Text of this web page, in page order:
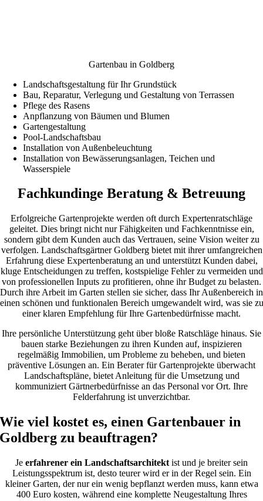
Gartenbau in Goldberg
Landschaftsgestaltung für Ihr Grundstück
Bau, Reparatur, Verlegung und Gestaltung von Terrassen
Pflege des Rasens
Anpflanzung von Bäumen und Blumen
Gartengestaltung
Pool-Landschaftsbau
Installation von Außenbeleuchtung
Installation von Bewässerungsanlagen, Teichen und
Wasserspiele
Fachkundinge Beratung & Betreuung
Erfolgreiche Gartenprojekte werden oft durch Expertenratschläge
geleitet. Dies bringt nicht nur Fähigkeiten und Fachkenntnisse ein,
sondern gibt dem Kunden auch das Vertrauen, seine Vision weiter zu
verfolgen. Landschaftsgärtner Goldberg bietet mit ihrer umfangreichen
Erfahrung diese Expertenberatung an und unterstützt Kunden dabei,
kluge Entscheidungen zu treffen, kostspielige Fehler zu vermeiden und
von professionellen Inputs zu profitieren, ohne ihr Budget zu belasten.
Durch ihre Arbeit im Garten stellen sie sicher, dass Ihr Außenbereich in
einen schönen und funktionalen Bereich umgewandelt wird, was sie zu
einer klaren Empfehlung für Ihre Gartenbedürfnisse macht.
Ihre persönliche Unterstützung geht über bloße Ratschläge hinaus. Sie
bauen starke Beziehungen zu ihren Kunden auf, inspizieren
regelmäßig Immobilien, um Probleme zu beheben, und bieten
präventive Lösungen an. Ein Berater für Gartenprojekte überwacht
Landschaftspläne, bietet Anleitung für die Umsetzung und
kommuniziert Gärtnerbedürfnisse an das Personal vor Ort. Ihre
Felderfahrung ist unverzichtbar.
Wie viel kostet es, einen Gartenbauer in
Goldberg zu beauftragen?
Je erfahrener ein Landschaftsarchitekt ist und je breiter sein
Leistungsspektrum ist, desto teurer wird er in der Regel sein. Ein
kleiner Garten, der nur ein wenig bepflanzt werden muss, kann etwa
400 Euro kosten, während eine komplette Neugestaltung Ihres